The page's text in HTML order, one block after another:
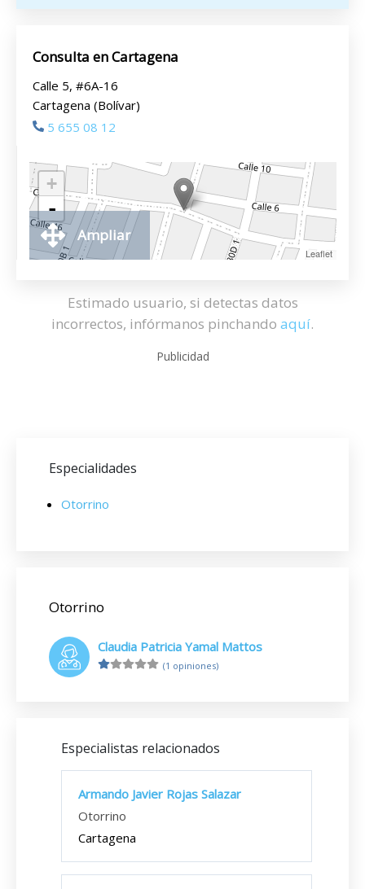
Consulta en Cartagena
Calle 5, #6A-16
Cartagena (Bolívar)
5 655 08 12
+
-
Leaflet
Ampliar
Estimado usuario, si detectas datos
incorrectos, infórmanos pinchando aquí.
Publicidad
Especialidades
Otorrino
Otorrino
Claudia Patricia Yamal Mattos
(1 opiniones)
Especialistas relacionados
Armando Javier Rojas Salazar
Otorrino
Cartagena